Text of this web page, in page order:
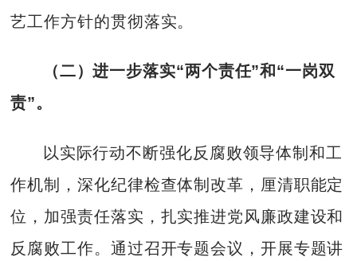
艺工作方针的贯彻落实。
（二）进一步落实“两个责任”和 “一岗双
责”。
以实际行动不断强化反腐败领导体制和工
作机制，深化纪律检查体制改革，厘清职能定
位，加强责任落实，扎实推进党风廉政建设和
反腐败工作。通过召开专题会议，开展专题讲